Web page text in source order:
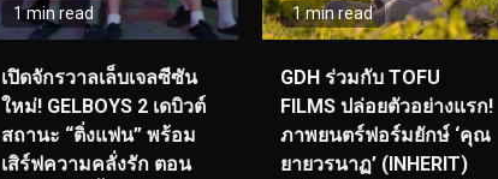
1 min read
เปิดจักรวาลเล็บเจลซีซัน
ใหม่! GELBOYS 2 เดบิวต์
สถานะ “ติ่งแฟน” พร้อม
เสิร์ฟความคลั่งรัก ตอน
1 min read
GDH ร่วมกับ TOFU
FILMS ปล่อยตัวอย่างแรก!
ภาพยนตร์ฟอร์มยักษ์ ‘คุณ
ยายวรนาฏ’ (INHERIT)